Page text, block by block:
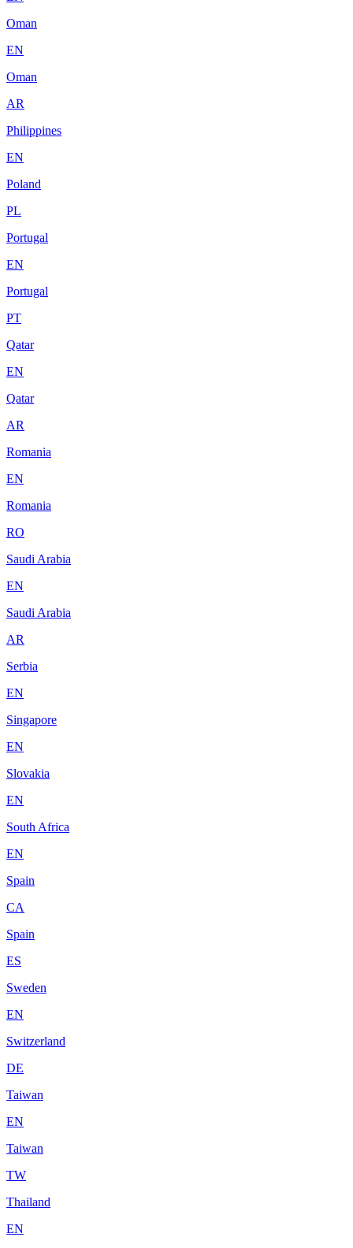
Oman
EN
Oman
AR
Philippines
EN
Poland
PL
Portugal
EN
Portugal
PT
Qatar
EN
Qatar
AR
Romania
EN
Romania
RO
Saudi Arabia
EN
Saudi Arabia
AR
Serbia
EN
Singapore
EN
Slovakia
EN
South Africa
EN
Spain
CA
Spain
ES
Sweden
EN
Switzerland
DE
Taiwan
EN
Taiwan
TW
Thailand
EN